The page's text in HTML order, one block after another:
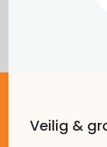
Veilig &